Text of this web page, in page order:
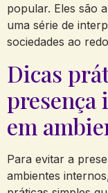
popular.‍ Eles são
uma série de⁤
sociedades ao
Dicas
presença
em
Para evitar a
ambientes